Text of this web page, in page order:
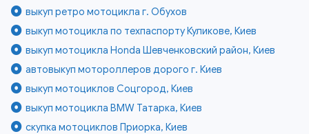
выкуп ретро мотоцикла г. Обухов
выкуп мотоцикла по техпаспорту Куликове, Киев
выкуп мотоцикла Honda Шевченковский район, Киев
автовыкуп мотороллеров дорого г. Киев
выкуп мотоциклов Соцгород, Киев
выкуп мотоцикла BMW Татарка, Киев
скупка мотоциклов Приорка, Киев